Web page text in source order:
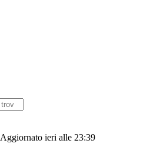
Aggiornato ieri alle 23:39